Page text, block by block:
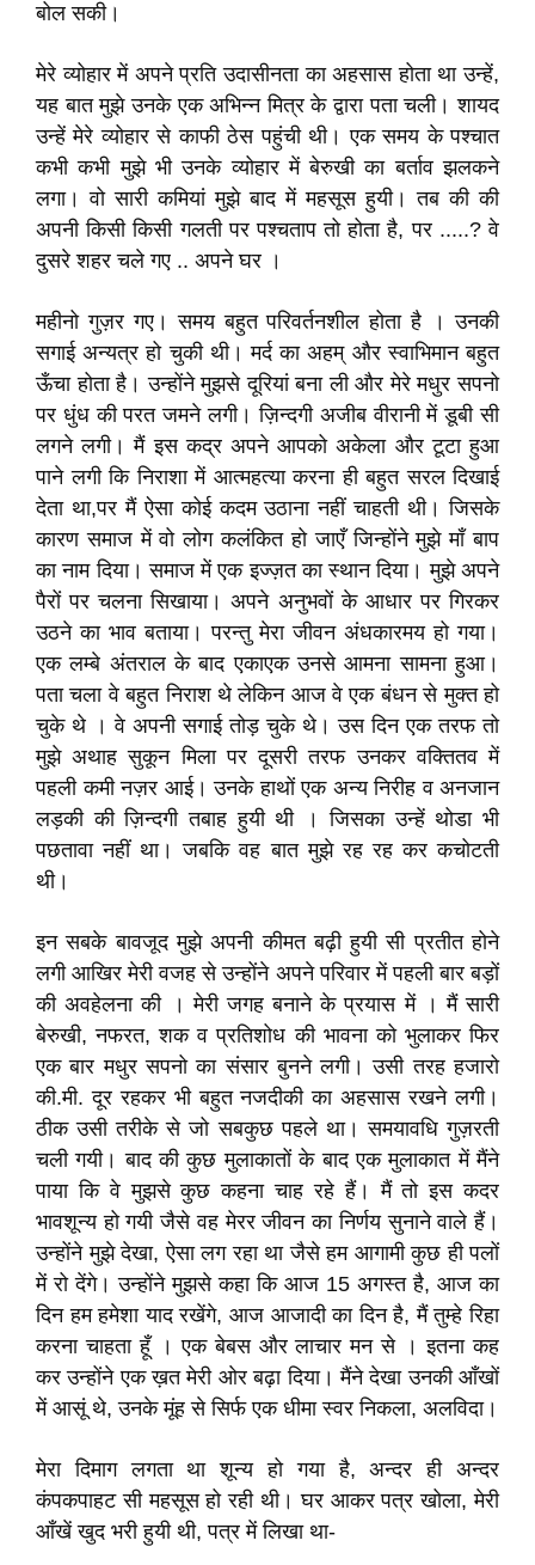
बोल सकी।
मेरे व्योहार में अपने प्रति उदासीनता का अहसास होता था उन्हें,
यह बात मुझे उनके एक अभिन्न मित्र के द्वारा पता चली। शायद
उन्हें मेरे व्योहार से काफी ठेस पहुंची थी। एक समय के पश्चात
कभी कभी मुझे भी उनके व्योहार में बेरुखी का बर्ताव झलकने
लगा। वो सारी कमियां मुझे बाद में महसूस हुयी। तब की की
अपनी किसी किसी गलती पर पश्चताप तो होता है, पर .....? वे
दुसरे शहर चले गए .. अपने घर ।
महीनो गुज़र गए। समय बहुत परिवर्तनशील होता है । उनकी
सगाई अन्यत्र हो चुकी थी। मर्द का अहम् और स्वाभिमान बहुत
ऊँचा होता है। उन्होंने मुझसे दूरियां बना ली और मेरे मधुर सपनो
पर धुंध की परत जमने लगी। ज़िन्दगी अजीब वीरानी में डूबी सी
लगने लगी। मैं इस कद्र अपने आपको अकेला और टूटा हुआ
पाने लगी कि निराशा में आत्महत्या करना ही बहुत सरल दिखाई
देता था,पर मैं ऐसा कोई कदम उठाना नहीं चाहती थी। जिसके
कारण समाज में वो लोग कलंकित हो जाएँ जिन्होंने मुझे माँ बाप
का नाम दिया। समाज में एक इज्ज़त का स्थान दिया। मुझे अपने
पैरों पर चलना सिखाया। अपने अनुभवों के आधार पर गिरकर
उठने का भाव बताया। परन्तु मेरा जीवन अंधकारमय हो गया।
एक लम्बे अंतराल के बाद एकाएक उनसे आमना सामना हुआ।
पता चला वे बहुत निराश थे लेकिन आज वे एक बंधन से मुक्त हो
चुके थे । वे अपनी सगाई तोड़ चुके थे। उस दिन एक तरफ तो
मुझे अथाह सुकून मिला पर दूसरी तरफ उनकर वक्तितव में
पहली कमी नज़र आई। उनके हाथों एक अन्य निरीह व अनजान
लड़की की ज़िन्दगी तबाह हुयी थी । जिसका उन्हें थोडा भी
पछतावा नहीं था। जबकि वह बात मुझे रह रह कर कचोटती
थी।
इन सबके बावजूद मुझे अपनी कीमत बढ़ी हुयी सी प्रतीत होने
लगी आखिर मेरी वजह से उन्होंने अपने परिवार में पहली बार बड़ों
की अवहेलना की । मेरी जगह बनाने के प्रयास में । मैं सारी
बेरुखी, नफरत, शक व प्रतिशोध की भावना को भुलाकर फिर
एक बार मधुर सपनो का संसार बुनने लगी। उसी तरह हजारो
की.मी. दूर रहकर भी बहुत नजदीकी का अहसास रखने लगी।
ठीक उसी तरीके से जो सबकुछ पहले था। समयावधि गुज़रती
चली गयी। बाद की कुछ मुलाकातों के बाद एक मुलाकात में मैंने
पाया कि वे मुझसे कुछ कहना चाह रहे हैं। मैं तो इस कदर
भावशून्य हो गयी जैसे वह मेरर जीवन का निर्णय सुनाने वाले हैं।
उन्होंने मुझे देखा, ऐसा लग रहा था जैसे हम आगामी कुछ ही पलों
में रो देंगे। उन्होंने मुझसे कहा कि आज 15 अगस्त है, आज का
दिन हम हमेशा याद रखेंगे, आज आजादी का दिन है, मैं तुम्हे रिहा
करना चाहता हूँ । एक बेबस और लाचार मन से । इतना कह
कर उन्होंने एक ख़त मेरी ओर बढ़ा दिया। मैंने देखा उनकी आँखों
में आसूं थे, उनके मूंह से सिर्फ एक धीमा स्वर निकला, अलविदा।
मेरा दिमाग लगता था शून्य हो गया है, अन्दर ही अन्दर
कंपकपाहट सी महसूस हो रही थी। घर आकर पत्र खोला, मेरी
आँखें खुद भरी हुयी थी, पत्र में लिखा था-